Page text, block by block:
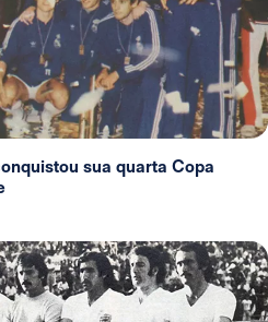
sua quarta Copa